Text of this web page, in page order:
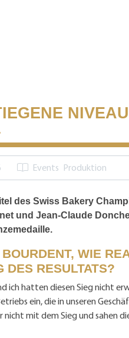
Events Produktion
des Swiss Bakery
und Jean-Claude
WIE
DES RESULTATS?
ich hatten diesen Sieg nicht
ein, die in unseren
nicht mit dem Sieg und sahen